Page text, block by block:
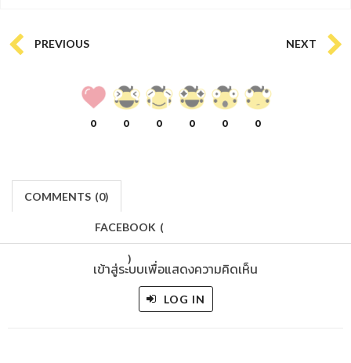
PREVIOUS NEXT
0 0 0 0 0 0
COMMENTS (0)
FACEBOOK (
)
เข้าสู่ระบบเพื่อแสดงความคิดเห็น
LOG IN